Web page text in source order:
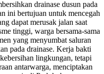
drainase dusun pada
ini bertujuan untuk mencegah
dapat merusak jalan saat
tinggi, warga bersama-sama
yang menyumbat saluran
pada drainase. Kerja bakti
lingkungan, tetapi
antarwarga, menciptakan